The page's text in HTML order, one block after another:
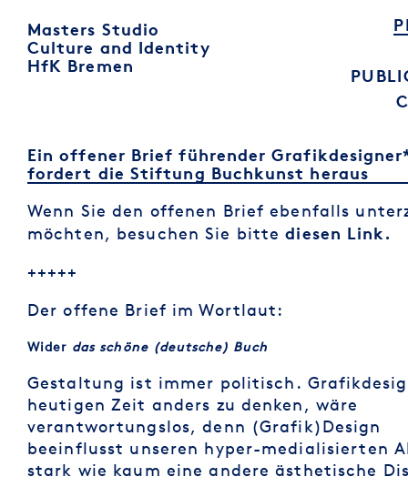
Masters Studio
Culture and Identity
HfK Bremen
Ein offener Brief führender
fordert die Stiftung Buchkunst heraus
Wenn Sie den offenen Brief ebenfalls
möchten, besuchen Sie bittediesen Link.
+++++
Der offene Brief im Wortlaut:
Wider das schöne (deutsche) Buch
Gestaltung ist immer politisch.
heutigen Zeit anders zu denken, wäre
verantwortungslos, denn (Grafik)Design
beeinflusst unseren hyper-medialisierten
stark wie kaum eine andere ästhetische